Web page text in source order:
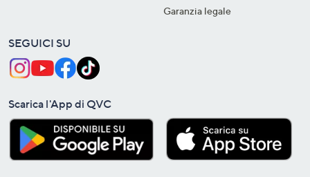
Garanzia legale
SEGUICI SU
Scarica l'App di QVC